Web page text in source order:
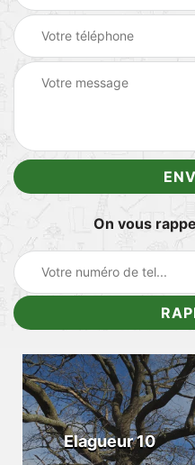
On vous
Elagueur 10